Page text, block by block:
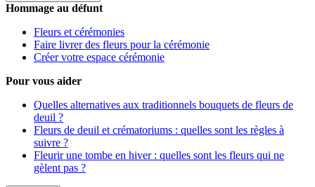
Hommage au défunt
Fleurs et cérémonies
Faire livrer des fleurs pour la cérémonie
Créer votre espace cérémonie
Pour vous aider
Quelles alternatives aux traditionnels bouquets de fleurs de
deuil ?
Fleurs de deuil et crématoriums : quelles sont les règles à
suivre ?
Fleurir une tombe en hiver : quelles sont les fleurs qui ne
gèlent pas ?